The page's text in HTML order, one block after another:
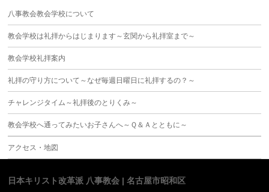
八事教会教会学校について
教会学校は礼拝からはじまります～玄関から礼拝室まで～
教会学校礼拝案内
礼拝の守り方について～なぜ毎週日曜日に礼拝するの？～
チャレンジタイム～礼拝後のとりくみ～
教会学校へ通ってみたいお子さんへ～Ｑ＆Ａとともに～
アクセス・地図
日本キリスト改革派 八事教会 | 名古屋市昭和区